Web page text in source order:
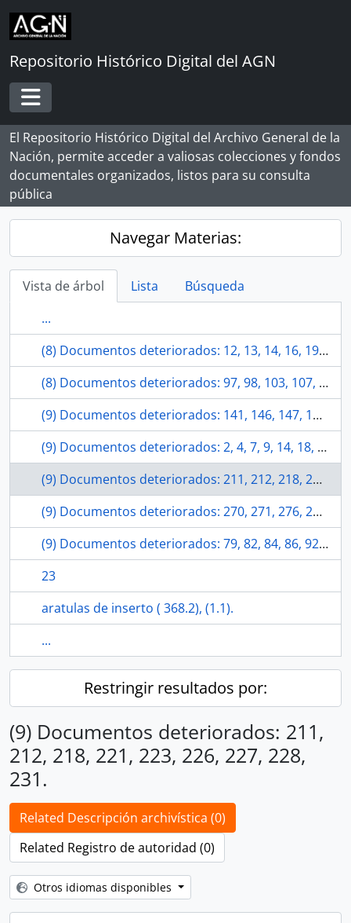
Skip to main content
Repositorio Histórico Digital del AGN
Toggle navigation
El Repositorio Histórico Digital del Archivo General de la
Nación, permite acceder a valiosas colecciones y fondos
documentales organizados, listos para su consulta
pública
Navegar Materias:
Vista de árbol Lista
Búsqueda
...
(8) Documentos deteriorados: 12, 13, 14, 16, 19, 24, 27, 29.
(8) Documentos deteriorados: 97, 98, 103, 107, 108, 109, 112, 114.
(9) Documentos deteriorados: 141, 146, 147, 148, 150, 151, 152, 155, 163.
(9) Documentos deteriorados: 2, 4, 7, 9, 14, 18, 19, 21, 26.
(9) Documentos deteriorados: 211, 212, 218, 221, 223, 226, 227, 228, 231.
(9) Documentos deteriorados: 270, 271, 276, 279, 281, 286, 287, 288, 289.
(9) Documentos deteriorados: 79, 82, 84, 86, 92, 93, 94, 95, 97.
23
aratulas de inserto ( 368.2), (1.1).
...
Restringir resultados por:
(9) Documentos deteriorados: 211,
212, 218, 221, 223, 226, 227, 228,
231.
Related Descripción archivística (0)
Related Registro de autoridad (0)
Otros idiomas disponibles